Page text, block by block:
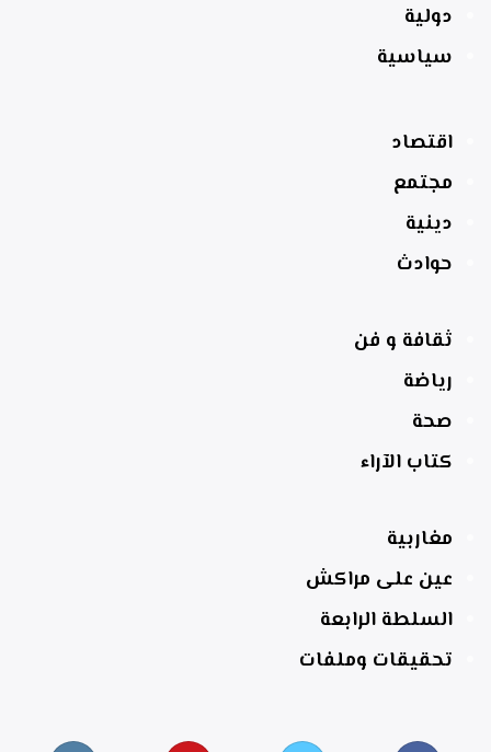
دولية
سياسية
اقتصاد
مجتمع
دينية
حوادث
ثقافة و فن
رياضة
صحة
كتاب الآراء
مغاربية
عين على مراكش
السلطة الرابعة
تحقيقات وملفات